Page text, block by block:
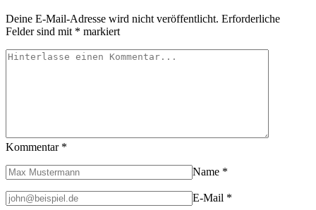
Deine E-Mail-Adresse wird nicht veröffentlicht. Erforderliche
Felder sind mit * markiert
Kommentar *
Name *
E-Mail *